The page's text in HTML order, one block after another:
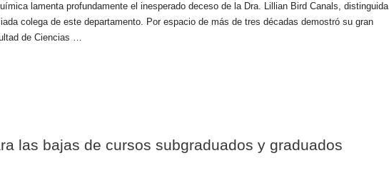
lamenta profundamente el inesperado deceso de la Dra. Lillian Bird Canals, distinguida
colega de este departamento. Por espacio de más de tres décadas demostró su gran
de Ciencias …
las bajas de cursos subgraduados y graduados